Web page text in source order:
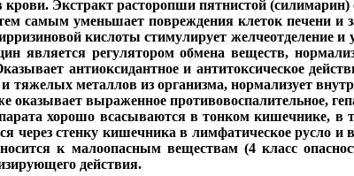
Экстракт расторопши пятнистой
самым уменьшает повреждения клеток печени и
кислоты стимулирует желчеотделение
является регулятором обмена веществ,
антиоксидантное и антитоксическое
тяжелых металлов из организма, нормализует
оказывает выраженное противовоспалительное,
хорошо всасываются в тонком кишечнике,
через стенку кишечника в лимфатическое русло и
к малоопасным веществам (4 класс
действия.